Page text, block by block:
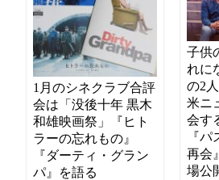
1月のシネクラブ合評
会は「没後十年 黒木
和雄映画祭」『ヒト
ラーの忘れもの』
『ダーティ・グラン
パ』を語る
子供
れに
の2
米ニ
会す
『
再会
場公